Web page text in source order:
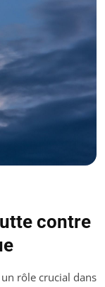
contre
rôle crucial dans